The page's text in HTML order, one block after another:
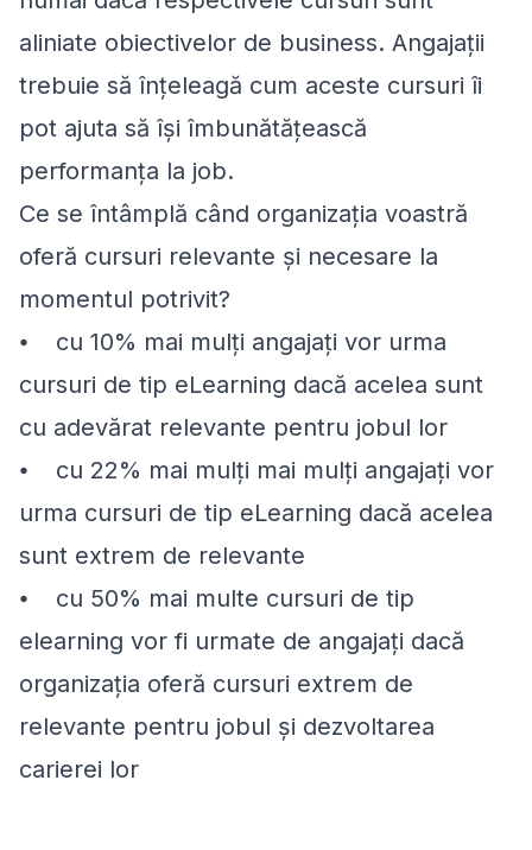
aliniate obiectivelor de business. Angajații
trebuie să înțeleagă cum aceste cursuri îi
pot ajuta să își îmbunătățească
performanța la job.
Ce se întâmplă când organizația voastră
oferă cursuri relevante și necesare la
momentul potrivit?
⦁ cu 10% mai mulți angajați vor urma
cursuri de tip eLearning dacă acelea sunt
cu adevărat relevante pentru jobul lor
⦁ cu 22% mai mulți mai mulți angajați vor
urma cursuri de tip eLearning dacă acelea
sunt extrem de relevante
⦁ cu 50% mai multe cursuri de tip
elearning vor fi urmate de angajați dacă
organizația oferă cursuri extrem de
relevante pentru jobul și dezvoltarea
carierei lor